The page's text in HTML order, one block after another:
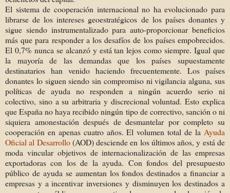
El sistema de cooperación internacional no ha evolucionado para
librarse de los intereses geoestratégicos de los países donantes y
sigue siendo instrumentalizado para auto-proporcionar beneficios
más que para responder a los desafíos de los países empobrecidos.
El 0,7% nunca se alcanzó y está tan lejos como siempre. Igual que
la mayoría de las demandas que los países supuestamente
destinatarios han venido haciendo frecuentemente. Los países
donantes lo siguen siendo sin compromiso ni vigilancia alguna, sus
políticas de ayuda no responden a ningún acuerdo serio ni
colectivo, sino a su arbitraria y discrecional voluntad. Esto explica
que España no haya recibido ningún tipo de correctivo, sanción o ni
siquiera amonestación después de desmantelar por completo su
cooperación en apenas cuatro años. El volumen total de la Ayuda
Oficial al Desarrollo(AOD) desciende en los últimos años, y está de
moda vincular objetivos de internacionalización de las empresas
exportadoras con los de la ayuda. Con fondos del presupuesto
público de ayuda se aumentan los fondos destinados a financiar a
empresas y a incentivar inversiones y disminuyen los destinados a